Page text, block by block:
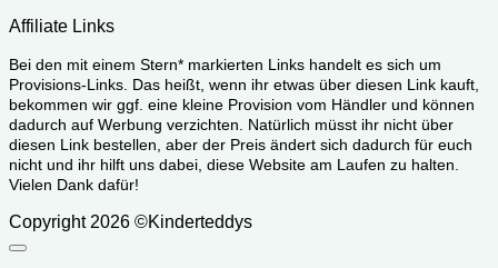
Affiliate Links
Bei den mit einem Stern* markierten Links handelt es sich um
Provisions-Links. Das heißt, wenn ihr etwas über diesen Link kauft,
bekommen wir ggf. eine kleine Provision vom Händler und können
dadurch auf Werbung verzichten. Natürlich müsst ihr nicht über
diesen Link bestellen, aber der Preis ändert sich dadurch für euch
nicht und ihr hilft uns dabei, diese Website am Laufen zu halten.
Vielen Dank dafür!
Copyright 2026 ©Kinderteddys